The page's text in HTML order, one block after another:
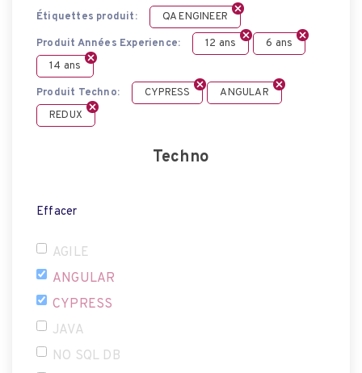
Étiquettes produit: QA ENGINEER
Produit Années Experience: 12 ans
6 ans
14 ans
Produit Techno: CYPRESS
ANGULAR
REDUX
Techno
Effacer
AGILE
ANGULAR
CYPRESS
JAVA
NO SQL DB